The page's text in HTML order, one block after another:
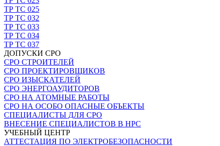
ТР ТС 025
ТР ТС 032
ТР ТС 033
ТР ТС 034
ТР ТС 037
ДОПУСКИ СРО
СРО СТРОИТЕЛЕЙ
СРО ПРОЕКТИРОВЩИКОВ
СРО ИЗЫСКАТЕЛЕЙ
СРО ЭНЕРГОАУДИТОРОВ
СРО НА АТОМНЫЕ РАБОТЫ
СРО НА ОСОБО ОПАСНЫЕ ОБЪЕКТЫ
СПЕЦИАЛИСТЫ ДЛЯ СРО
ВНЕСЕНИЕ СПЕЦИАЛИСТОВ В НРС
УЧЕБНЫЙ ЦЕНТР
АТТЕСТАЦИЯ ПО ЭЛЕКТРОБЕЗОПАСНОСТИ